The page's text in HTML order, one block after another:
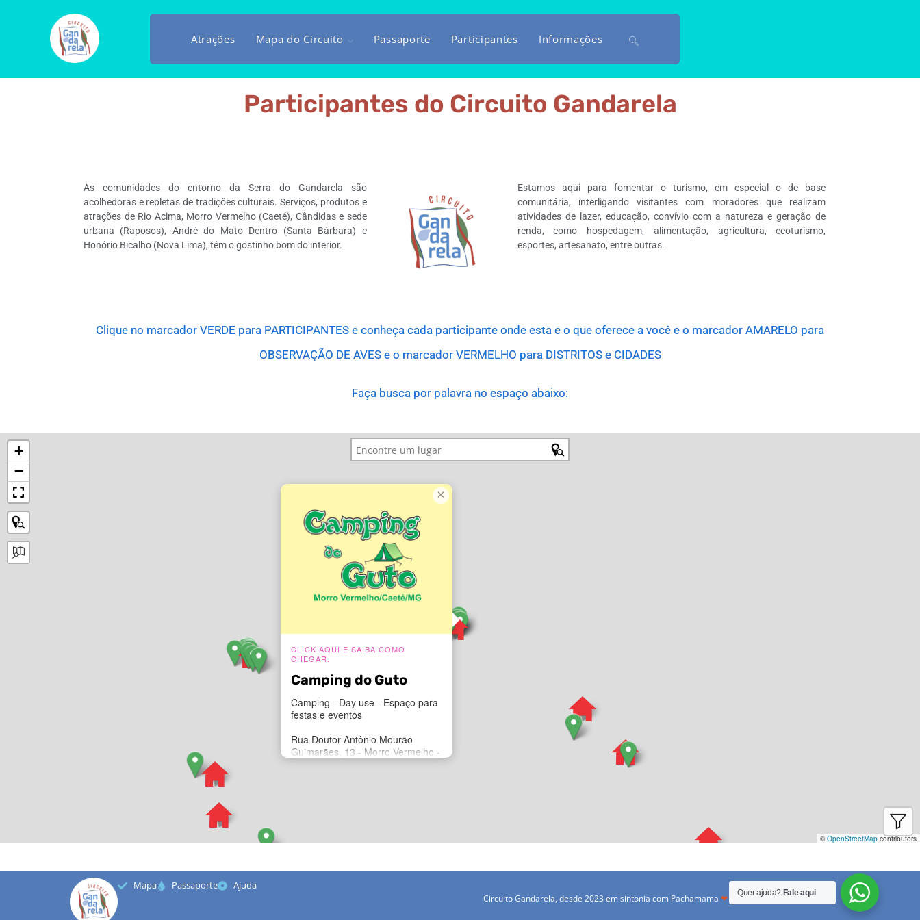
Atrações Mapa do Circuito Passaporte Participantes Informações
Participantes do Circuito Gandarela
As comunidades do entorno da Serra do Gandarela são
acolhedoras e repletas de tradições culturais. Serviços, produtos e
atrações de Rio Acima, Morro Vermelho (Caeté), Cândidas e sede
urbana (Raposos), André do Mato Dentro (Santa Bárbara) e
Honório Bicalho (Nova Lima), têm o gostinho bom do interior.
Estamos aqui para fomentar o turismo, em especial o de base
comunitária, interligando visitantes com moradores que realizam
atividades de lazer, educação, convívio com a natureza e geração de
renda, como hospedagem, alimentação, agricultura, ecoturismo,
esportes, artesanato, entre outras.
Clique no marcador VERDE para PARTICIPANTES e conheça cada participante onde esta e o que oferece a você e o marcador AMARELO para
OBSERVAÇÃO DE AVES e o marcador VERMELHO para DISTRITOS e CIDADES
Faça busca por palavra no espaço abaixo:
CLICK AQUI E SAIBA COMO
CHEGAR.
Camping do Guto
Camping - Day use - Espaço para
festas e eventos
Rua Doutor Antônio Mourão
Guimarães, 13 - Morro Vermelho -
Instagram:@campingdoguto
×
+
−
© OpenStreetMap contributors
Mapa Passaporte Ajuda
Circuito Gandarela, desde 2023 em sintonia com Pachamama ❤ Quer ajuda? Fale aqui